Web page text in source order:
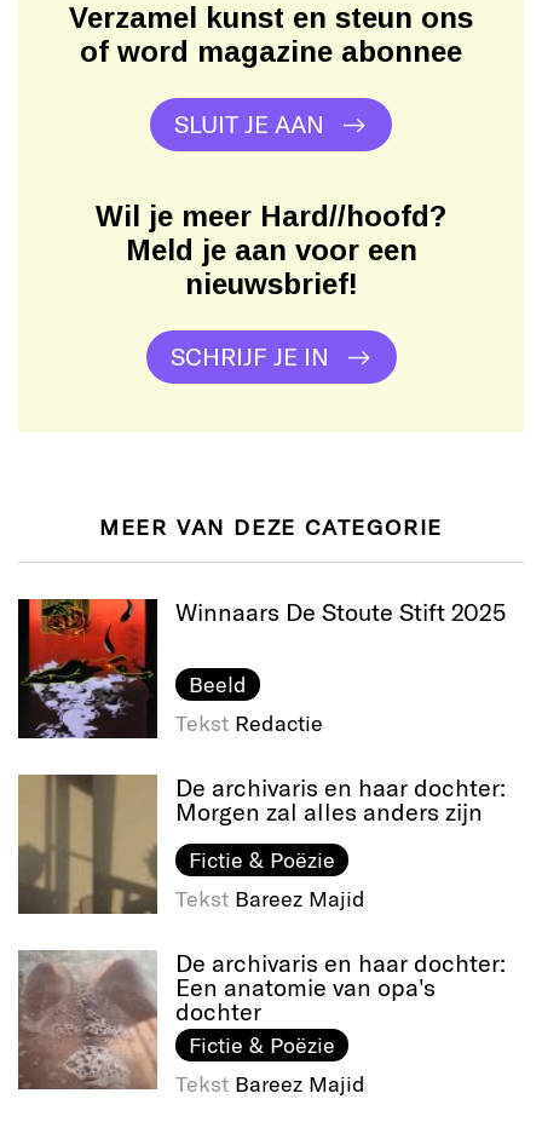
Verzamel kunst en steun ons
of word magazine abonnee
SLUIT JE AAN
Wil je meer Hard//hoofd?
Meld je aan voor een
nieuwsbrief!
SCHRIJF JE IN
MEER VAN DEZE CATEGORIE
Winnaars De Stoute Stift 2025
Beeld
Tekst Redactie
De archivaris en haar dochter:
Morgen zal alles anders zijn
Fictie & Poëzie
Tekst Bareez Majid
De archivaris en haar dochter:
Een anatomie van opa's
dochter
Fictie & Poëzie
Tekst Bareez Majid